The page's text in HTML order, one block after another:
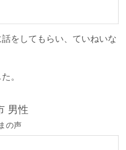
をしてもらい、ていねいな
。
男性
の声